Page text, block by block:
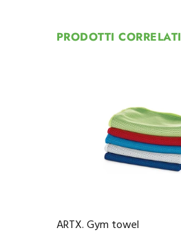
PRODOTTI CORRELATI
ARTX. Gym towel